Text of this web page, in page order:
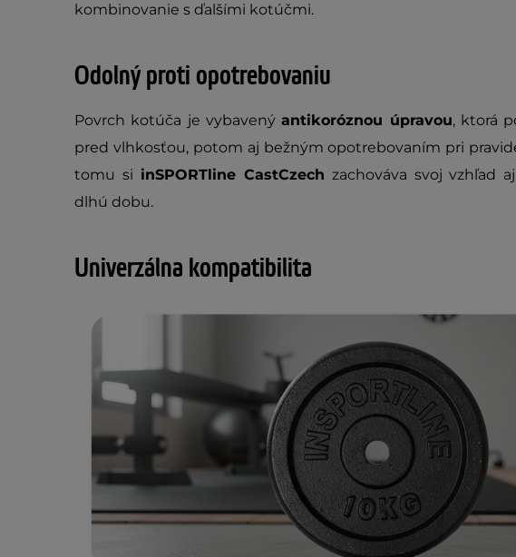
kombinovanie s ďalšími kotúčmi.
Odolný proti opotrebovaniu
Povrch kotúča je vybavenýantikoróznou úpravou, ktorá
pred vlhkosťou, potom aj bežným opotrebovaním pri
tomu si inSPORTline CastCzech zachováva svoj vzhľad
dlhú dobu.
Univerzálna kompatibilita